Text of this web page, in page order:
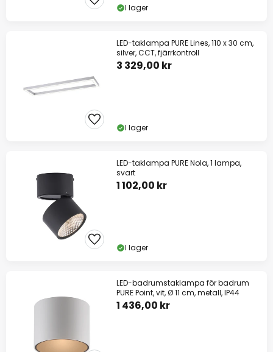
I lager
LED-taklampa PURE Lines, 110 x 30 cm,
silver, CCT, fjärrkontroll
3 329,00 kr
I lager
LED-taklampa PURE Nola, 1 lampa,
svart
1 102,00 kr
I lager
LED-badrumstaklampa för badrum
PURE Point, vit, Ø 11 cm, metall, IP44
1 436,00 kr